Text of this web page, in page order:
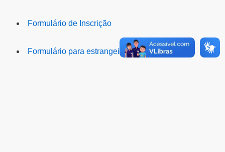
Formulário de Inscrição
Formulário para estrangeiros